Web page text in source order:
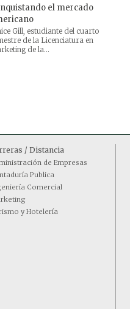
el mercado
Gill, estudiante del cuarto
de la Licenciatura en
de la...
/ Distancia
de Empresas
Publica
Comercial
y Hotelería